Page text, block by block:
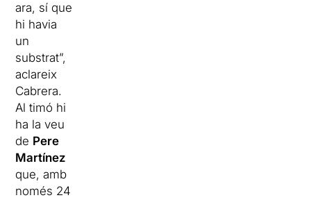
ara, sí que
hi havia
un
substrat”,
aclareix
Cabrera.
Al timó hi
ha la veu
de Pere
Martínez
que, amb
només 24